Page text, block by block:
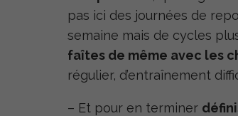
pas ici des journées de
semaine mais de cycles
faîtes de même avec les
régulier, d’entraînement
– Et pour en terminer